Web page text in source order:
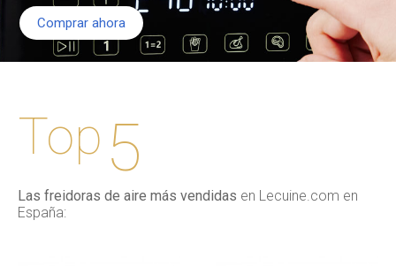
Comprar ahora
Top5
Las freidoras de aire más vendidas en Lecuine.com en
España: